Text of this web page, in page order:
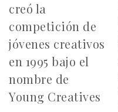
creó la
competición de
jóvenes creativos
en 1995 bajo el
nombre de
Young Creatives